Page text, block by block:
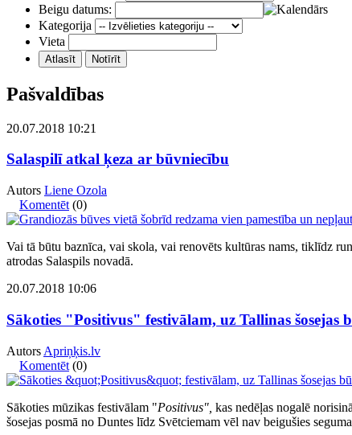
Beigu datums:
Kategorija
Vieta
Pašvaldības
20.07.2018 10:21
Salaspilī atkal ķeza ar būvniecību
Autors Liene Ozola
Komentēt (0)
Vai tā būtu baznīca, vai skola, vai renovēts kultūras nams, tiklīdz
atrodas Salaspils novadā.
20.07.2018 10:06
Sākoties "Positivus" festivālam, uz Tallinas šosejas
Autors Apriņķis.lv
Komentēt (0)
Sākoties mūzikas festivālam "Positivus", kas nedēļas nogalē
šosejas posmā no Duntes līdz Svētciemam vēl nav beigušies